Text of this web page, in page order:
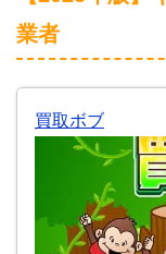
業者
買取ボブ